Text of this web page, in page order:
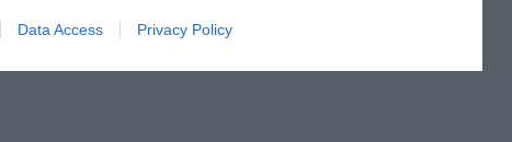
Data Access Privacy Policy